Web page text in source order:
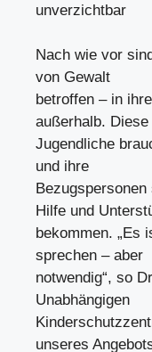
unverzichtbar
Nach wie vor
von Gewalt
betroffen – in
außerhalb.
Jugendliche
und ihre
Hilfe und
bekommen. „Es
sprechen – aber
notwendig“, so
Unabhängigen
unseres